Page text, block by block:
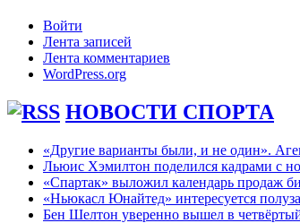
Войти
Лента записей
Лента комментариев
WordPress.org
НОВОСТИ СПОРТА
«Другие варианты были, и не один».
Льюис Хэмилтон поделился кадрами с
«Спартак» выложил календарь продаж
«Ньюкасл Юнайтед» интересуется
Бен Шелтон уверенно вышел в